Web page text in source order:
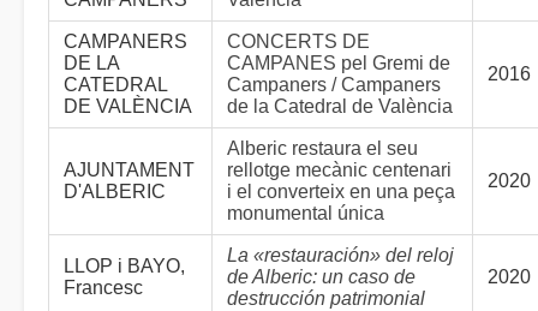
CAMPANERS
DE LA
CATEDRAL
DE VALÈNCIA
CONCERTS DE
CAMPANES pel Gremi de
Campaners / Campaners
de la Catedral de València
2016
AJUNTAMENT
D'ALBERIC
Alberic restaura el seu
rellotge mecànic centenari
i el converteix en una peça
monumental única
2020
LLOP i BAYO,
Francesc
La «restauración» del reloj
de Alberic: un caso de
destrucción patrimonial
2020